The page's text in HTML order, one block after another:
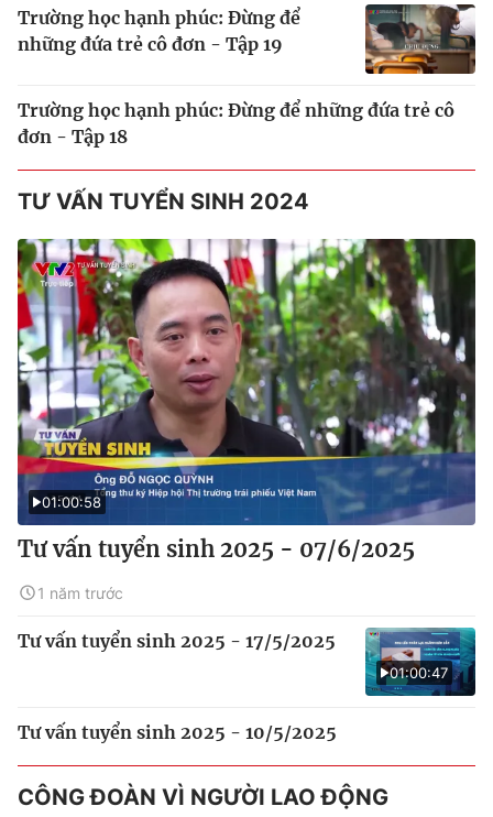
Trường học hạnh phúc: Đừng để
những đứa trẻ cô đơn - Tập 19
Trường học hạnh phúc: Đừng để những đứa trẻ cô
đơn - Tập 18
TƯ VẤN TUYỂN SINH 2024
01:00:58
Tư vấn tuyển sinh 2025 - 07/6/2025
1 năm trước
01:00:47
Tư vấn tuyển sinh 2025 - 17/5/2025
Tư vấn tuyển sinh 2025 - 10/5/2025
CÔNG ĐOÀN VÌ NGƯỜI LAO ĐỘNG